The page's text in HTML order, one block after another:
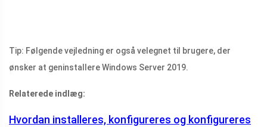
Tip: Følgende vejledning er også velegnet til brugere, der
ønsker at geninstallere Windows Server 2019.
Relaterede indlæg:
Hvordan installeres, konfigureres og konfigureres